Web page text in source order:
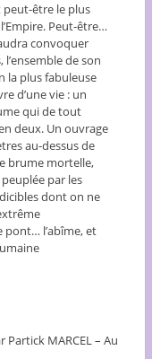
peut-être le plus
Peut-être…
convoquer
de son
la plus fabuleuse
d’une vie : un
qui de tout
deux. Un ouvrage
au-dessus de
brume mortelle,
par les
dont on ne
pont… l’abîme, et
MARCEL – Au